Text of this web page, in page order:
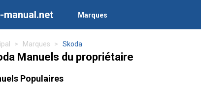
manual.net Marques
Marques Skoda
Manuels du propriétaire
Populaires